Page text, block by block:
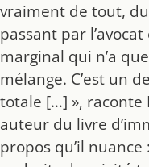
vraiment de tout,
passant par
marginal qui n’a
mélange. C’est un
totale […] », raconte
auteur du livre
propos qu’il nuance